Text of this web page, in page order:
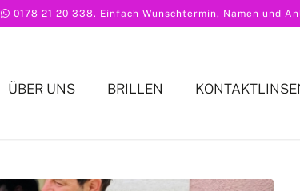
0178 21 20 338. Einfach Wunschtermin, Namen und
ÜBER UNS BRILLEN